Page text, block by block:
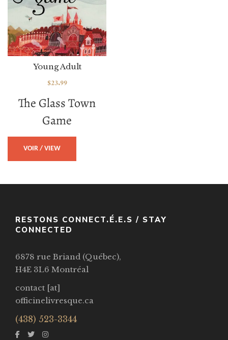
The Glass Town
Game
Young Adult
$23.99
VOIR / VIEW
RESTONS CONNECT.É.E.S / STAY
CONNECTED
6878 rue Briand (Québec),
H4E 3L6 Montréal
contact [at]
officinelivresque.ca
(438) 523-3344